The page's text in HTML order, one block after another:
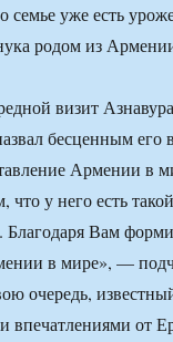
семье уже есть
родом из
визит
бесценным его
Армении в
что у него есть такой
Благодаря Вам
в мире», —
очередь,
впечатлениями от